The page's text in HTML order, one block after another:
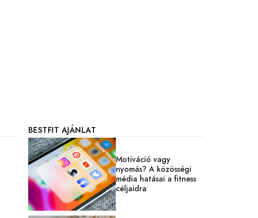
BESTFIT AJÁNLAT
Motiváció vagy
nyomás? A közösségi
média hatásai a fitness
céljaidra